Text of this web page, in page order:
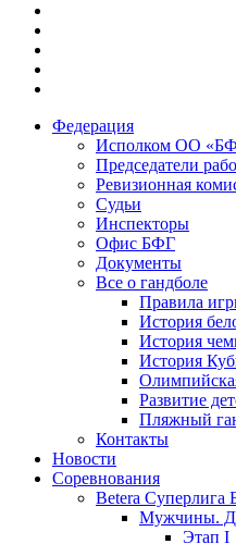
Федерация
Исполком ОО
Председатели
Ревизионная
Судьи
Инспекторы
Офис БФГ
Документы
Все о гандболе
Правила
История
История
История
Развитие
Пляжный
Контакты
Новости
Соревнования
Betera Суперлига
Мужчины.
Этап I